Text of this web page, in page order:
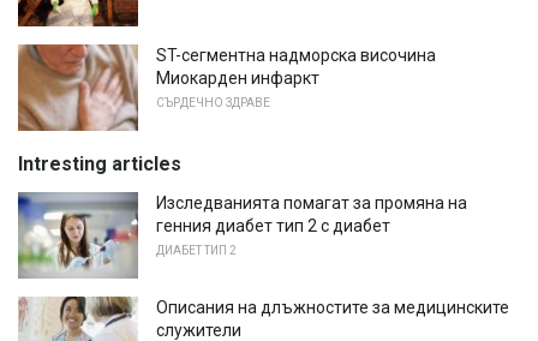
ST-сегментна надморска височина
Миокарден инфаркт
СЪРДЕЧНО ЗДРАВЕ
Intresting articles
Изследванията помагат за промяна на
генния диабет тип 2 с диабет
ДИАБЕТ ТИП 2
Описания на длъжностите за медицинските
служители